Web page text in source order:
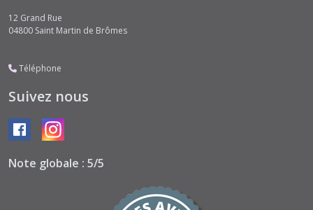
12 Grand Rue
04800 Saint Martin de Brômes
Téléphone
Suivez nous
Note globale : 5/5